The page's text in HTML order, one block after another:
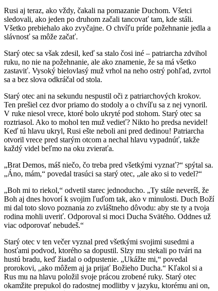
Rusi aj teraz, ako vždy, čakali na pomazanie Duchom. Všetci
sledovali, ako jeden po druhom začali tancovať tam, kde stáli.
Všetko prebiehalo ako zvyčajne. O chvíľu príde požehnanie jedla a
slávnosť sa môže začať.
Starý otec sa však zdesil, keď sa stalo čosi iné – patriarcha zdvihol
ruku, no nie na požehnanie, ale ako znamenie, že sa má všetko
zastaviť. Vysoký bielovlasý muž vrhol na neho ostrý pohľad, zvrtol
sa a bez slova odkráčal od stola.
Starý otec ani na sekundu nespustil oči z patriarchových krokov.
Ten prešiel cez dvor priamo do stodoly a o chvíľu sa z nej vynoril.
V ruke niesol vrece, ktoré bolo ukryté pod stohom. Starý otec sa
roztriasol. Ako to mohol ten muž vedieť? Nikto ho predsa nevidel!
Keď tú hlavu ukryl, Rusi ešte neboli ani pred dedinou! Patriarcha
otvoril vrece pred starým otcom a nechal hlavu vypadnúť, takže
každý videl beľmo na oku zvieraťa.
„Brat Demos, máš niečo, čo treba pred všetkými vyznať?“ spýtal sa.
„Áno, mám,“ povedal trasúci sa starý otec, „ale ako si to vedel?“
„Boh mi to riekol,“ odvetil starec jednoducho. „Ty stále neveríš, že
Boh aj dnes hovorí k svojim ľuďom tak, ako v minulosti. Duch Boží
mi dal toto slovo poznania zo zvláštneho dôvodu: aby ste ty a tvoja
rodina mohli uveriť. Odporoval si moci Ducha Svätého. Oddnes už
viac odporovať nebudeš.“
Starý otec v ten večer vyznal pred všetkými svojimi susedmi a
hosťami podvod, ktorého sa dopustil. Slzy mu stekali po tvári na
hustú bradu, keď žiadal o odpustenie. „Ukážte mi,“ povedal
prorokovi, „ako môžem aj ja prijať Božieho Ducha.“ Kľakol si a
Rus mu na hlavu položil svoje prácou zrobené ruky. Starý otec
okamžite prepukol do radostnej modlitby v jazyku, ktorému ani on,